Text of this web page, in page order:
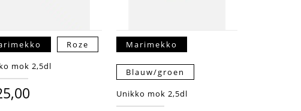
Roze
mok 2,5dl
Marimekko
Blauw/groen
Unikko mok 2,5dl